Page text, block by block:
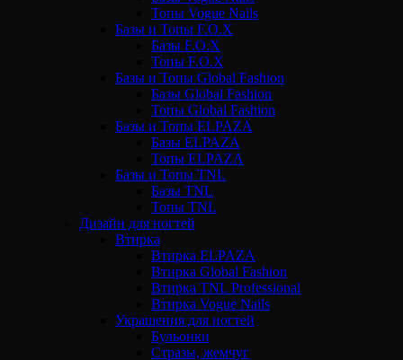
Топы Vogue Nails
Базы и Топы F.O.X
Базы F.O.X
Топы F.O.X
Базы и Топы Global Fashion
Базы Global Fashion
Топы Global Fashion
Базы и Топы ELPAZA
Базы ELPAZA
Топы ELPAZA
Базы и Топы TNL
Базы TNL
Топы TNL
Дизайн для ногтей
Втирка
Втирка ELPAZA
Втирка Global Fashion
Втирка TNL Professional
Втирка Vogue Nails
Украшения для ногтей
Бульонки
Стразы, жемчуг